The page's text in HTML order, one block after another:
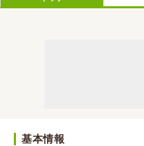
基本情報